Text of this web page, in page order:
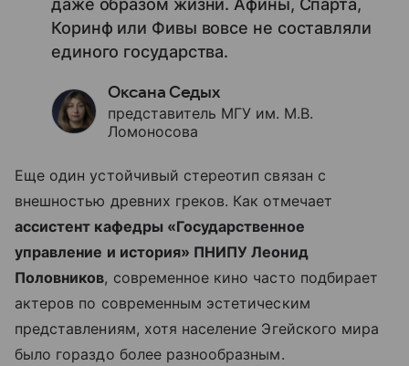
даже образом жизни. Афины, Спарта,
Коринф или Фивы вовсе не составляли
единого государства.
Оксана Седых
представитель МГУ им. М.В.
Ломоносова
Еще один устойчивый стереотип связан с
внешностью древних греков. Как отмечает
ассистент кафедры «Государственное
управление и история» ПНИПУ Леонид
Половников, современное кино часто подбирает
актеров по современным эстетическим
представлениям, хотя население Эгейского мира
было гораздо более разнообразным.